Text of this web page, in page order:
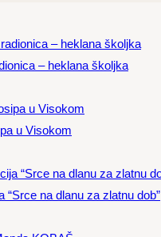
– heklana školjka
u Visokom
na dlanu za zlatnu dob”